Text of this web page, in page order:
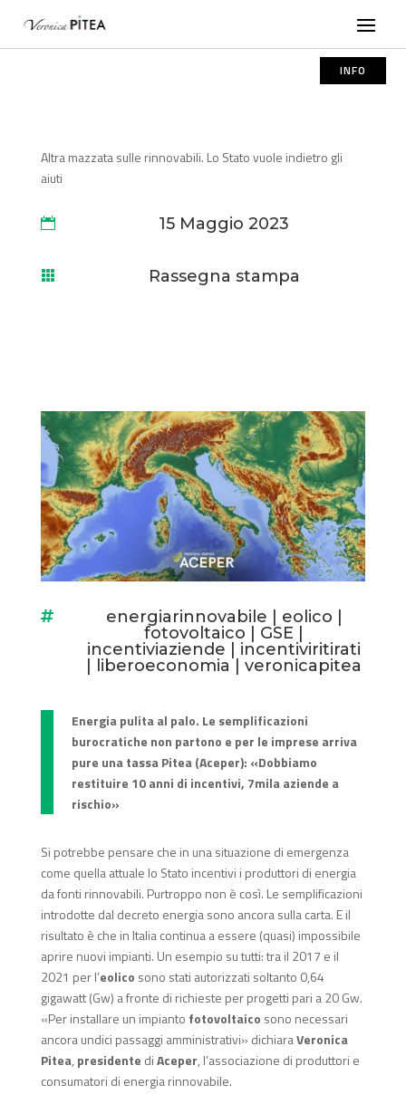
INFO
Altra mazzata sulle rinnovabili. Lo Stato vuole indietro gli
aiuti
 15 Maggio 2023
 Rassegna stampa
 energiarinnovabile eolico
fotovoltaico
GSE
incentiviaziende
incentiviritirati
liberoeconomia |veronicapitea
Energia pulita al palo. Le semplificazioni
burocratiche non partono e per le imprese arriva
pure una tassa Pitea (Aceper): «Dobbiamo
restituire 10 anni di incentivi, 7mila aziende a
rischio»
Si potrebbe pensare che in una situazione di emergenza
come quella attuale lo Stato incentivi i produttori di energia
da fonti rinnovabili. Purtroppo non è così. Le semplificazioni
introdotte dal decreto energia sono ancora sulla carta. E il
risultato è che in Italia continua a essere (quasi) impossibile
aprire nuovi impianti. Un esempio su tutti: tra il 2017 e il
2021 per l’eolico sono stati autorizzati soltanto 0,64
gigawatt (Gw) a fronte di richieste per progetti pari a 20 Gw.
«Per installare un impianto fotovoltaico sono necessari
ancora undici passaggi amministrativi» dichiaraVeronica
Pitea, presidente diAceper, l’associazione di produttori e
consumatori di energia rinnovabile.